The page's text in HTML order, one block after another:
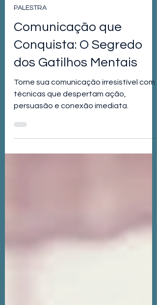
21 de jul. de 2025
PALESTRA
Comunicação que
Conquista: O Segredo
dos Gatilhos Mentais
técnicas que despertam ação,
persuasão e conexão imediata.